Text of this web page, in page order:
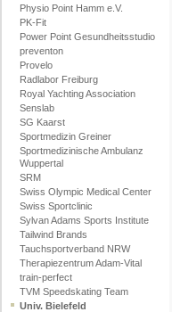
Physio Point Hamm e.V.
PK-Fit
Power Point Gesundheitsstudio
preventon
Provelo
Radlabor Freiburg
Royal Yachting Association
Senslab
SG Kaarst
Sportmedizin Greiner
Sportmedizinische Ambulanz
Wuppertal
SRM
Swiss Olympic Medical Center
Swiss Sportclinic
Sylvan Adams Sports Institute
Tailwind Brands
Tauchsportverband NRW
Therapiezentrum Adam-Vital
train-perfect
TVM Speedskating Team
Univ. Bielefeld